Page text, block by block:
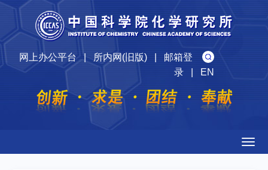
网上办公平台|所内网(旧版)| 邮箱登
录| EN